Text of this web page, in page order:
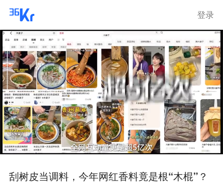
登录
刮树皮当调料，今年网红香料竟是根“木棍”？